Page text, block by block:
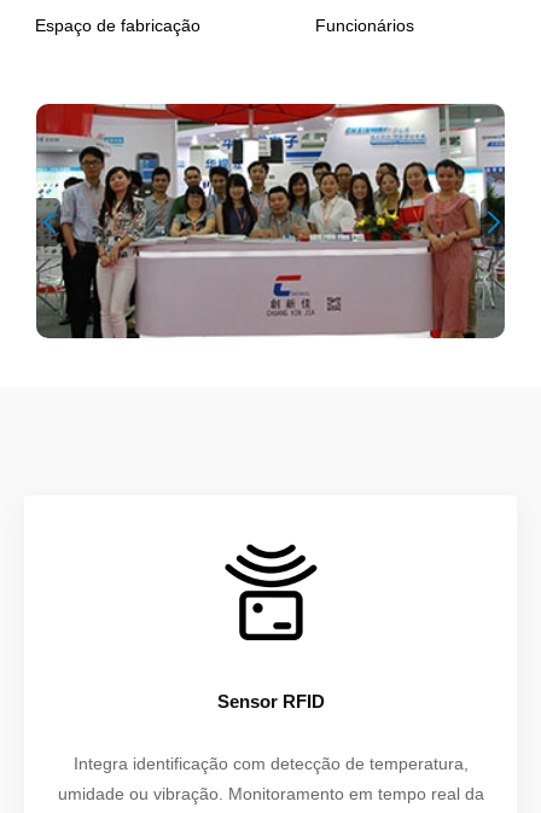
Espaço de fabricação Funcionários
Sensor RFID
Integra identificação com detecção de temperatura,
umidade ou vibração. Monitoramento em tempo real da